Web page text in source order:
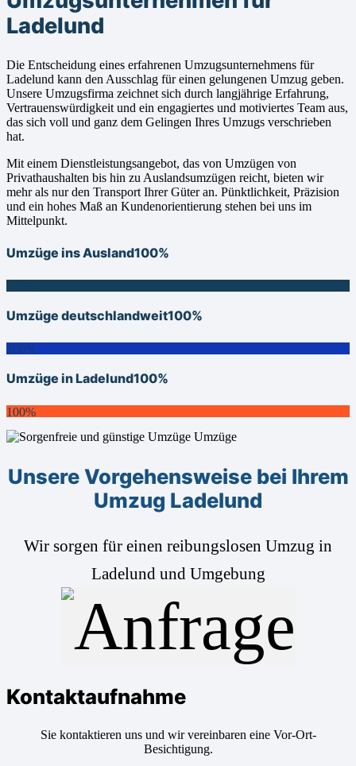
Ladelund
Die Entscheidung eines erfahrenen Umzugsunternehmens für
Ladelund kann den Ausschlag für einen gelungenen Umzug geben.
Unsere Umzugsfirma zeichnet sich durch langjährige Erfahrung,
Vertrauenswürdigkeit und ein engagiertes und motiviertes Team aus,
das sich voll und ganz dem Gelingen Ihres Umzugs verschrieben
hat.
Mit einem Dienstleistungsangebot, das von Umzügen von
Privathaushalten bis hin zu Auslandsumzügen reicht, bieten wir
mehr als nur den Transport Ihrer Güter an. Pünktlichkeit, Präzision
und ein hohes Maß an Kundenorientierung stehen bei uns im
Mittelpunkt.
Umzüge ins Ausland100%
Umzüge deutschlandweit100%
100%
Umzüge in Ladelund100%
100%
Unsere Vorgehensweise bei Ihrem
Umzug Ladelund
Wir sorgen für einen reibungslosen Umzug in
Ladelund und Umgebung
Kontaktaufnahme
Sie kontaktieren uns und wir vereinbaren eine Vor-Ort-
Besichtigung.